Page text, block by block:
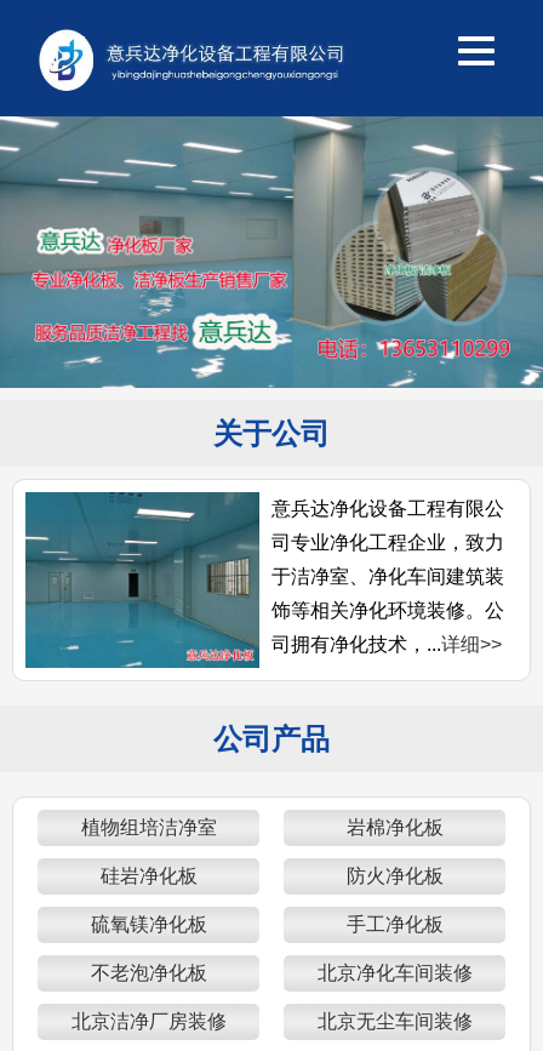
关于公司
意兵达净化设备工程有限公
司专业净化工程企业，致力
于洁净室、净化车间建筑装
饰等相关净化环境装修。公
司拥有净化技术，...详细>>
公司产品
植物组培洁净室 岩棉净化板
硅岩净化板 防火净化板
硫氧镁净化板 手工净化板
不老泡净化板 北京净化车间装修
北京洁净厂房装修 北京无尘车间装修